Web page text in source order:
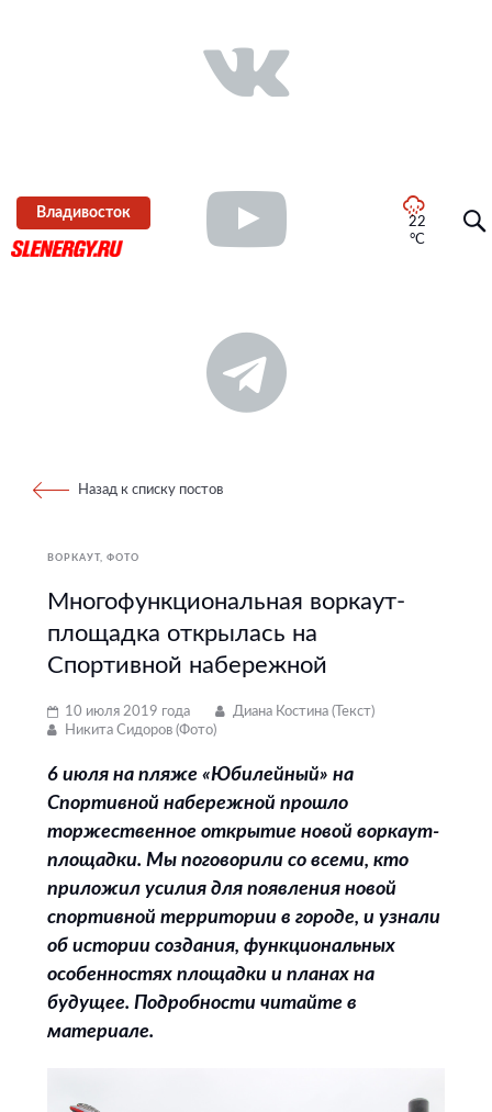
Владивосток
22
°C
Назад к списку постов
ВОРКАУТ ФОТО
Многофункциональная воркаут-
площадка открылась на
Спортивной набережной
10 июля 2019 года
Диана Костина (Текст)
Никита Сидоров (Фото)
6 июля на пляже «Юбилейный» на
Спортивной набережной прошло
торжественное открытие новой воркаут-
площадки. Мы поговорили со всеми, кто
приложил усилия для появления новой
спортивной территории в городе, и узнали
об истории создания, функциональных
особенностях площадки и планах на
будущее. Подробности читайте в
материале.